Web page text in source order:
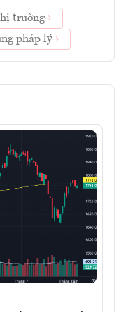
trường
pháp lý